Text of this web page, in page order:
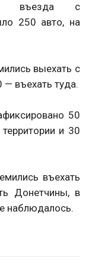
въезда с
250 авто, на
выехать с
— въехать туда.
50
и 30
въехать
Донетчины, в
наблюдалось.